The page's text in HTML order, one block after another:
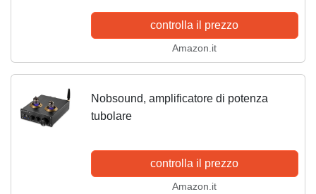
controlla il prezzo
Amazon.it
Nobsound, amplificatore di potenza
tubolare
controlla il prezzo
Amazon.it